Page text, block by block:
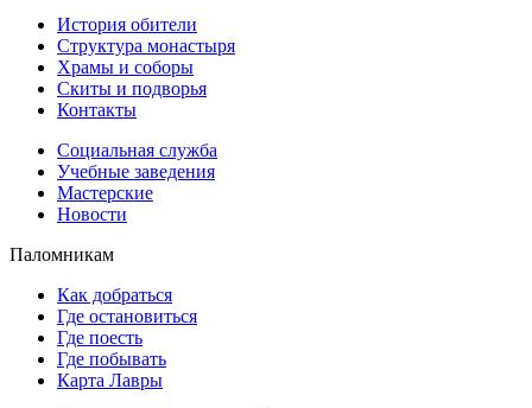
История обители
Структура монастыря
Храмы и соборы
Скиты и подворья
Контакты
Социальная служба
Учебные заведения
Мастерские
Новости
Паломникам
Как добраться
Где остановиться
Где поесть
Где побывать
Карта Лавры